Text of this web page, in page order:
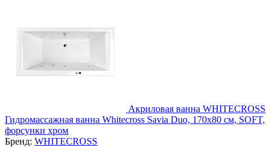
Акриловая ванна WHITECROSS
Гидромассажная ванна Whitecross Savia Duo, 170x80 см, SOFT,
форсунки хром
Бренд: WHITECROSS